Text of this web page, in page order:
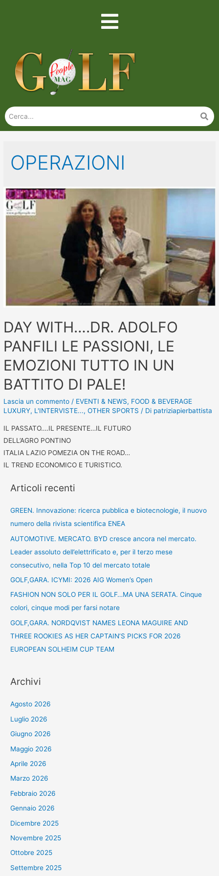
OPERAZIONI
DAY WITH….DR. ADOLFO
PANFILI LE PASSIONI, LE
EMOZIONI TUTTO IN UN
BATTITO DI PALE!
Lascia un commento / EVENTI & NEWS, FOOD & BEVERAGE
LUXURY, L'INTERVISTE...,OTHER SPORTS / Di patriziapierbattista
IL PASSATO….IL PRESENTE…IL FUTURO
DELL’AGRO PONTINO
ITALIA LAZIO POMEZIA ON THE ROAD…
IL TREND ECONOMICO E TURISTICO.
Articoli recenti
GREEN. Innovazione: ricerca pubblica e biotecnologie, il nuovo
numero della rivista scientifica ENEA
AUTOMOTIVE. MERCATO. BYD cresce ancora nel mercato.
Leader assoluto dell’elettrificato e, per il terzo mese
consecutivo, nella Top 10 del mercato totale
GOLF,GARA. ICYMI: 2026 AIG Women’s Open
FASHION NON SOLO PER IL GOLF…MA UNA SERATA. Cinque
colori, cinque modi per farsi notare
GOLF,GARA. NORDQVIST NAMES LEONA MAGUIRE AND
THREE ROOKIES AS HER CAPTAIN’S PICKS FOR 2026
EUROPEAN SOLHEIM CUP TEAM
Archivi
Agosto 2026
Luglio 2026
Giugno 2026
Maggio 2026
Aprile 2026
Marzo 2026
Febbraio 2026
Gennaio 2026
Dicembre 2025
Novembre 2025
Ottobre 2025
Settembre 2025